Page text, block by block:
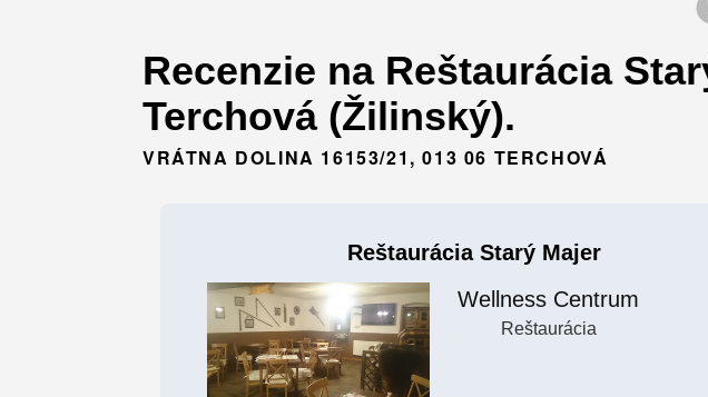
Recenzie na Reštaurácia
Terchová (Žilinský).
VRÁTNA DOLINA 16153/21, 013 06 TERCHOVÁ
Reštaurácia Starý Majer
Wellness Centrum
Reštaurácia